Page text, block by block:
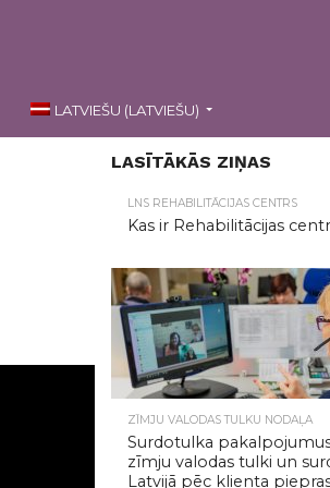
LATVIEŠU (LATVIEŠU)
LASĪTĀKĀS ZIŅAS
LNS REHABILITĀCIJAS CENTRS
Kas ir Rehabilitācijas
ZĪMJU VALODAS TULKU NODAĻA
Surdotulka
zīmju valodas tulki un
Latvijā pēc klienta